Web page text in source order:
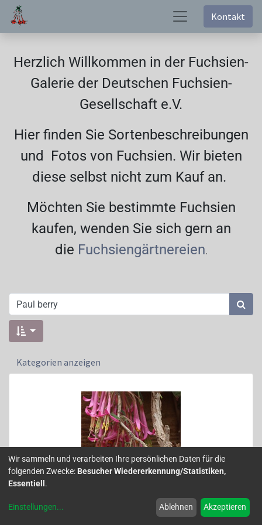
Kontakt
Herzlich Willkommen in der Fuchsien-
Galerie der Deutschen Fuchsien-
Gesellschaft e.V.
Hier finden Sie Sortenbeschreibungen
und Fotos von Fuchsien. Wir bieten
diese selbst nicht zum Kauf an.
Möchten Sie bestimmte Fuchsien
kaufen, wenden Sie sich gern an
die Fuchsiengärtnereien.
Kategorien anzeigen
Wir sammeln und verarbeiten Ihre persönlichen Daten für die
folgenden Zwecke: Besucher Wiedererkennung/Statistiken,
Essentiell .
Einstellungen... Ablehnen Akzeptieren